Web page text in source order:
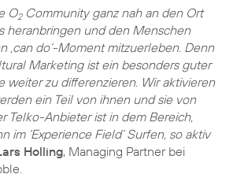
O2Community ganz nah an den Ort
heranbringen und den Menschen
‚can do‘-Moment mitzuerleben. Denn
Marketing ist ein besonders guter
weiter zu differenzieren. Wir aktivieren
ein Teil von ihnen und sie von
Telko-Anbieter ist in dem Bereich,
im ‘Experience Field’ Surfen, so aktiv
Holling, Managing Partner bei